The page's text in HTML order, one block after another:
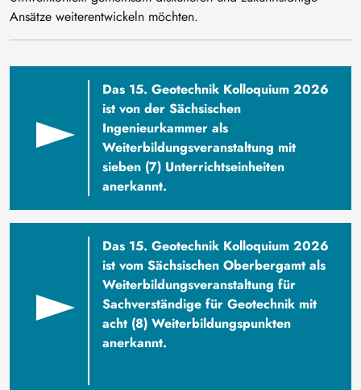
Ansätze weiterentwickeln möchten.
Das 15. Geotechnik Kolloquium 2026
ist von der Sächsischen
Ingenieurkammer als
Weiterbildungsveranstaltung mit
sieben (7) Unterrichtseinheiten
anerkannt.
Das 15. Geotechnik Kolloquium 2026
ist vom Sächsischen Oberbergamt als
Weiterbildungsveranstaltung für
Sachverständige für Geotechnik mit
acht (8) Weiterbildungspunkten
anerkannt.